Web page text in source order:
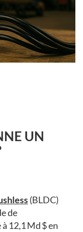
UN
(BLDC)
de
12,1 Md $ en